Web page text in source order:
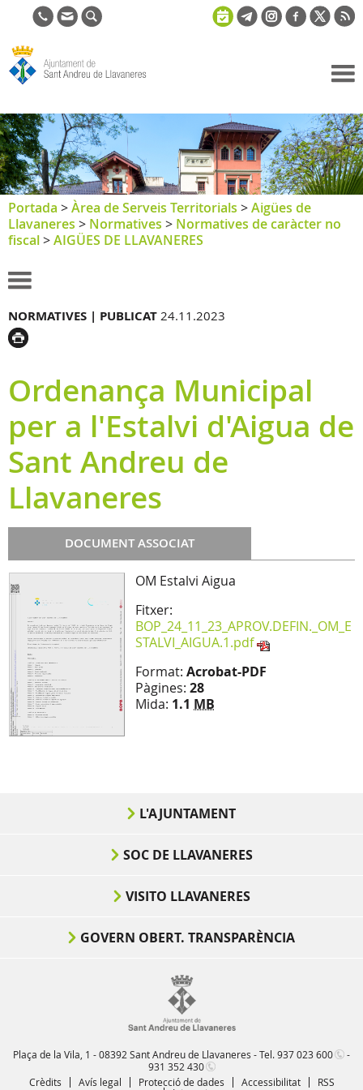
de Sant
Andreu de
Llavaneres
Portada >Àrea de Serveis Territorials >Aigües de
Llavaneres > Normatives > Normatives de caràcter no
fiscal>AIGÜES DE LLAVANERES
NORMATIVES | PUBLICAT 24.11.2023
Ordenança Municipal
per a l'Estalvi d'Aigua de
Sant Andreu de
Llavaneres
DOCUMENT ASSOCIAT
OM Estalvi Aigua
Fitxer:
BOP_24_11_23_APROV.DEFIN._OM_E
STALVI_AIGUA.1.pdf
Format: Acrobat-PDF
Pàgines: 28
Mida: 1.1 MB
L'AJUNTAMENT
SOC DE LLAVANERES
VISITO LLAVANERES
GOVERN OBERT. TRANSPARÈNCIA
Plaça de la Vila, 1 - 08392 Sant Andreu de Llavaneres - Tel.937 023 600
-
931 352 430
Crèdits
Avís legal Protecció de dades Accessibilitat
RSS